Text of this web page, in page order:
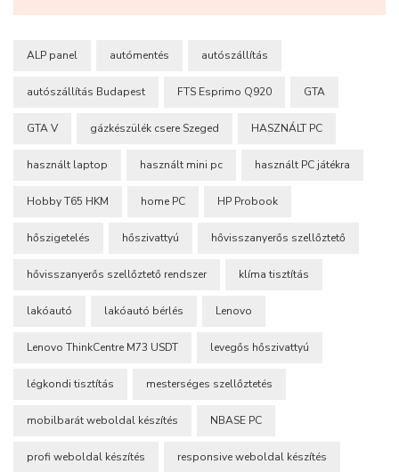
ALP panel autómentés autószállítás
autószállítás Budapest FTS Esprimo Q920 GTA
GTA V gázkészülék csere Szeged HASZNÁLT PC
használt laptop használt mini pc használt PC játékra
Hobby T65 HKM home PC HP Probook
hőszigetelés hőszivattyú hővisszanyerős szellőztető
hővisszanyerős szellőztető rendszer klíma tisztítás
lakóautó lakóautó bérlés Lenovo
Lenovo ThinkCentre M73 USDT levegős hőszivattyú
légkondi tisztítás mesterséges szellőztetés
mobilbarát weboldal készítés NBASE PC
profi weboldal készítés responsive weboldal készítés